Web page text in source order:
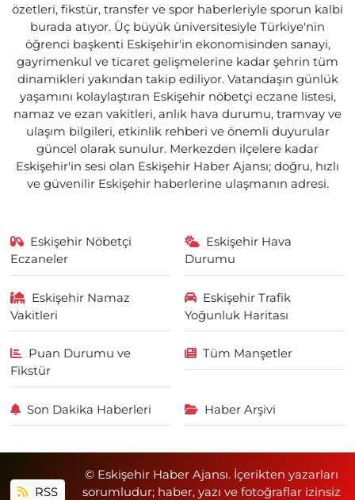
özetleri, fikstür, transfer ve spor haberleriyle sporun kalbi
burada atıyor. Üç büyük üniversitesiyle Türkiye'nin
öğrenci başkenti Eskişehir'in ekonomisinden sanayi,
gayrimenkul ve ticaret gelişmelerine kadar şehrin tüm
dinamikleri yakından takip ediliyor. Vatandaşın günlük
yaşamını kolaylaştıran Eskişehir nöbetçi eczane listesi,
namaz ve ezan vakitleri, anlık hava durumu, tramvay ve
ulaşım bilgileri, etkinlik rehberi ve önemli duyurular
güncel olarak sunulur. Merkezden ilçelere kadar
Eskişehir'in sesi olan Eskişehir Haber Ajansı; doğru, hızlı
ve güvenilir Eskişehir haberlerine ulaşmanın adresi.
Eskişehir Nöbetçi
Eczaneler
Eskişehir Hava
Durumu
Eskişehir Namaz
Vakitleri
Eskişehir Trafik
Yoğunluk Haritası
Puan Durumu ve
Fikstür
Tüm Manşetler
Son Dakika Haberleri Haber Arşivi
RSS
© Eskişehir Haber Ajansı. İçerikten yazarları
sorumludur; haber, yazı ve fotoğraflar izinsiz